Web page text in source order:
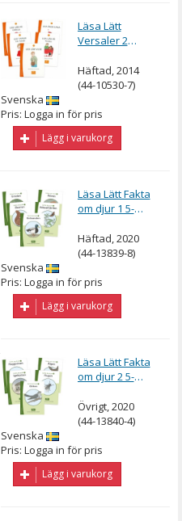
Läsa Lätt
Versaler 2
böcker
Häftad, 2014
(44-10530-7)
Svenska
Pris: Logga in för pris
Lägg i varukorg
Läsa Lätt Fakta
om djur 1 5-
Häftad, 2020
(44-13839-8)
Svenska
Pris: Logga in för pris
Lägg i varukorg
Läsa Lätt Fakta
om djur 2 5-
Övrigt, 2020
(44-13840-4)
Svenska
Pris: Logga in för pris
Lägg i varukorg